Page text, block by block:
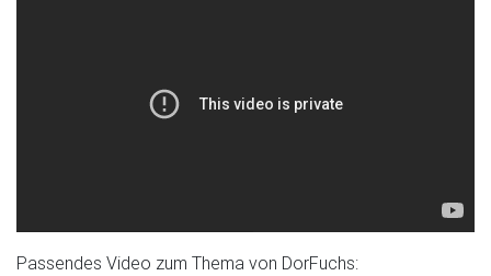
Passendes Video zum Thema von DorFuchs: